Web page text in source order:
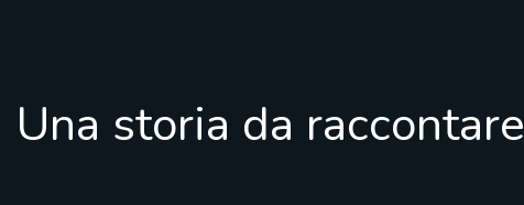
Una storia da raccontare